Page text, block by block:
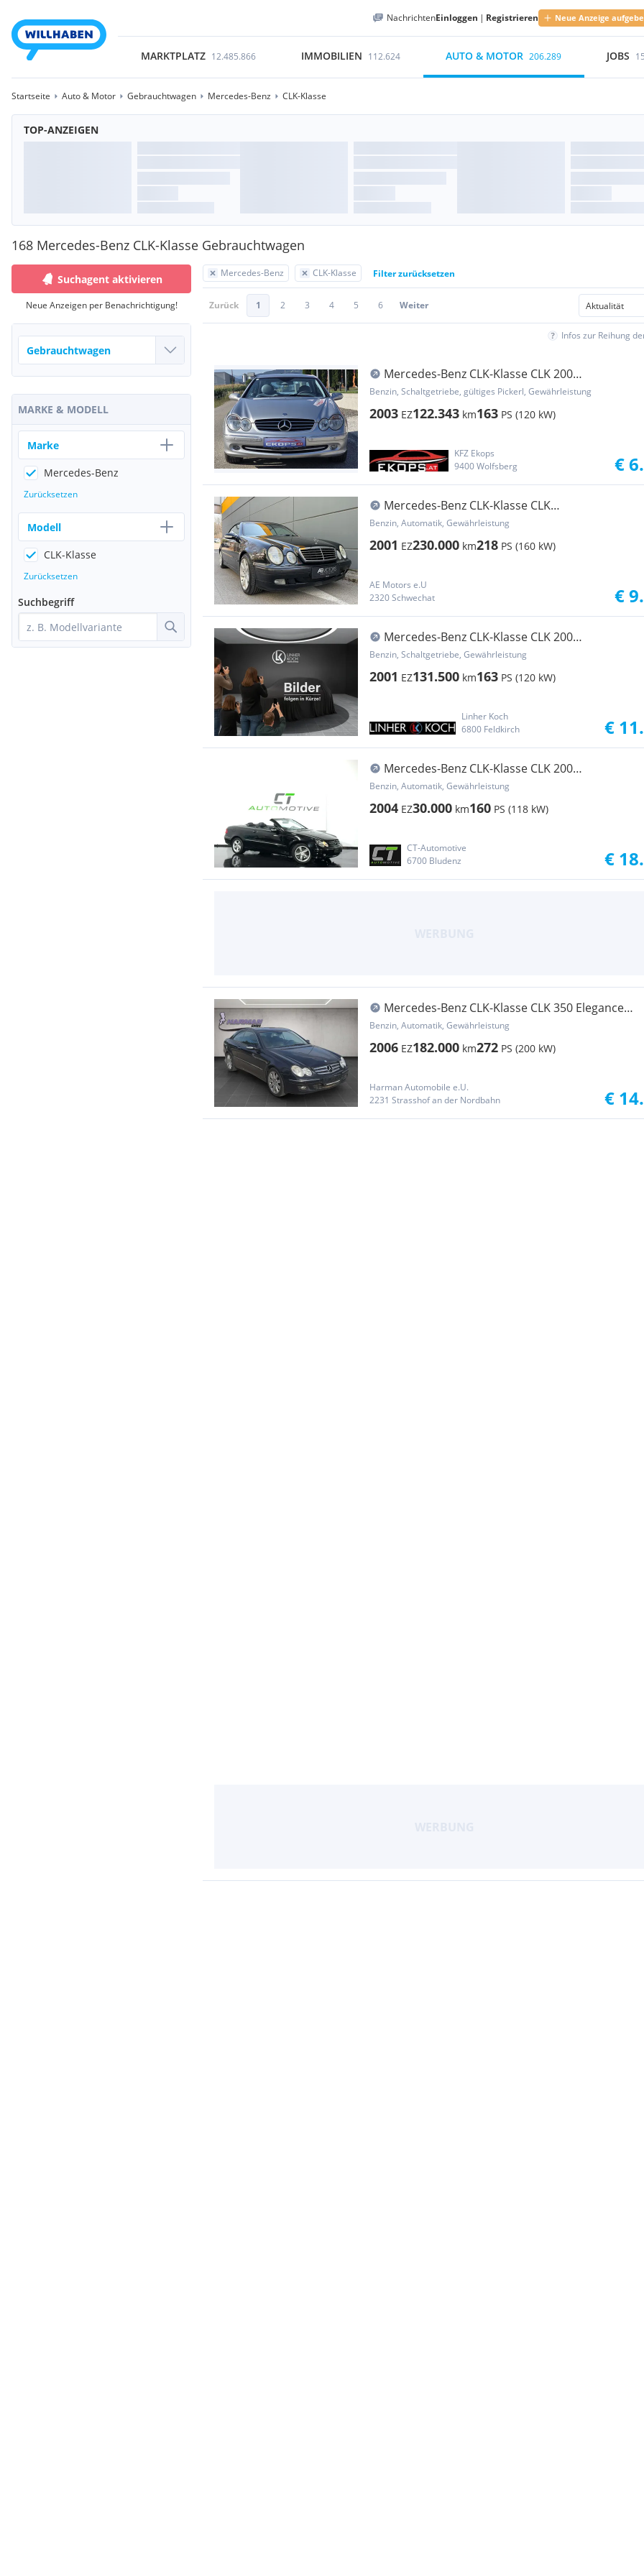
NachrichtenEinloggen | Registrieren Neue Anzeige
MARKTPLATZ 12.485.866 IMMOBILIEN 112.624 AUTO & MOTOR 206.289 JOBS
Startseite Auto & Motor Gebrauchtwagen Mercedes-Benz CLK-Klasse
TOP-ANZEIGEN
168 Mercedes-Benz CLK-Klasse Gebrauchtwagen
Mercedes-Benz CLK-Klasse Filter zurücksetzen
Zurück 1 2 3 4 5 6 Weiter
Infos zur Reihung
Mercedes-Benz CLK-Klasse CLK 200
Kompressor Avantgarde
Benzin, Schaltgetriebe, gültiges Pickerl, Gewährleistung
2003 EZ122.343 km163 PS (120 kW)
KFZ Ekops
9400 Wolfsberg
€
Mercedes-Benz CLK-Klasse CLK
*TEMPOMAT*KLIMA*LEDER*ANDROID*KREDIT
MÖGLICH*
Benzin, Automatik, Gewährleistung
2001 EZ230.000 km218 PS (160 kW)
AE Motors e.U
2320 Schwechat
€
Mercedes-Benz CLK-Klasse CLK 200
Kompressor Cabriolet AVANTGARDE
Benzin, Schaltgetriebe, Gewährleistung
2001 EZ131.500 km163 PS (120 kW)
Linher Koch
6800 Feldkirch
€
Mercedes-Benz CLK-Klasse CLK 200
Kompressor Cabrio Elegance
Benzin, Automatik, Gewährleistung
2004 EZ30.000 km160 PS (118 kW)
CT-Automotive
6700 Bludenz
€
Mercedes-Benz CLK-Klasse CLK 350 Elegance
Aut.
Benzin, Automatik, Gewährleistung
2006 EZ182.000 km272 PS (200 kW)
Harman Automobile e.U.
2231 Strasshof an der Nordbahn
€
Suchagent aktivieren
Neue Anzeigen per Benachrichtigung!
MARKE & MODELL
Marke
Mercedes-Benz
Zurücksetzen
Modell
CLK-Klasse
Zurücksetzen
Suchbegriff